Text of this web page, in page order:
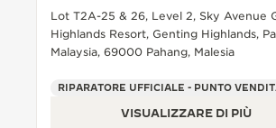
GARANZIA JAEGER-LECOULTRE
IL REVERSO 1931 CAFÉ
MOSTRA “THE PERPETUAL
CREATIVITÀ: OLTRE 430 BREVETTI
MAESTRIA: 108 MESTIERI
Lot T2A-25 & 26, Level 2, Sky Avenue
Highlands Resort, Genting Highlands,
Malaysia, 69000 Pahang, Malesia
RIPARATORE UFFICIALE - PUNTO
VISUALIZZARE DI PIÙ